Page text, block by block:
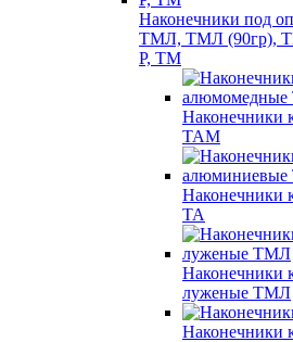
Наконечники под
ТМЛ, ТМЛ (90гр),
Р, ТМ
Наконечники
ТАМ
Наконечники
ТА
Наконечники
луженые ТМЛ
Наконечники